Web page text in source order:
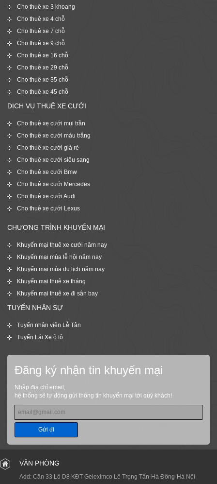
Cho thuê xe 3 khoang
Cho thuê xe 4 chỗ
Cho thuê xe 7 chỗ
Cho thuê xe 9 chỗ
Cho thuê xe 16 chỗ
Cho thuê xe 29 chỗ
Cho thuê xe 35 chỗ
Cho thuê xe 45 chỗ
DỊCH VỤ THUÊ XE CƯỚI
Cho thuê xe cưới mui trần
Cho thuê xe cưới màu trắng
Cho thuê xe cưới giá rẻ
Cho thuê xe cưới siêu sang
Cho thuê xe cưới Bmw
Cho thuê xe cưới Mercedes
Cho thuê xe cưới Audi
Cho thuê xe cưới Lexus
CHƯƠNG TRÌNH KHUYẾN MẠI
Khuyến mại thuê xe cưới năm nay
Khuyến mại mùa lễ hội năm nay
Khuyến mại mùa du lịch năm nay
Khuyến mại thuê xe tháng
Khuyến mại thuê xe đi sân bay
TUYỂN NHÂN SỰ
Tuyển nhân viên Lễ Tân
Tuyển Lái Xe ô tô
Đăng ký nhận tin khuyến mại
Nhập địa chỉ email,
hệ thống sẽ tự động gửi thông tin khuyến mại tới quý khách!
Gửi đi
VĂN PHÒNG
Add: Căn 33 Lô D8 KĐT Geleximco Lê Trọng Tấn-Hà Đông-Hà Nội